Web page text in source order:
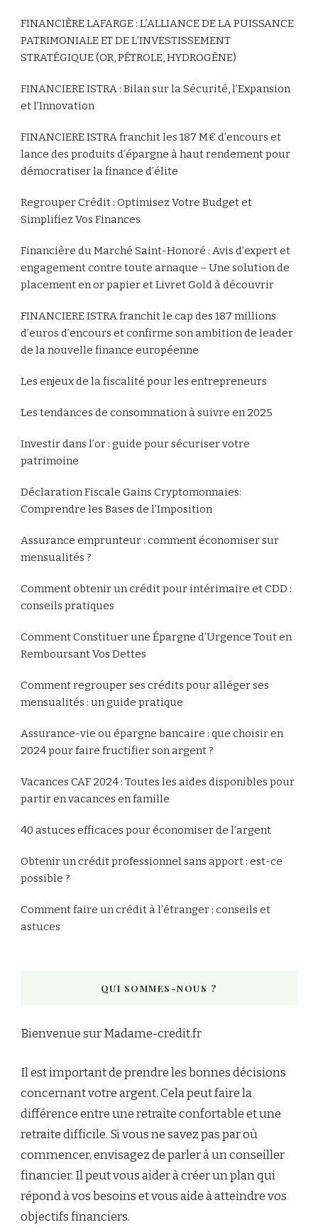
FINANCIÈRE LAFARGE : L’ALLIANCE DE LA PUISSANCE
PATRIMONIALE ET DE L’INVESTISSEMENT
STRATÉGIQUE (OR, PÉTROLE, HYDROGÈNE)
FINANCIERE ISTRA : Bilan sur la Sécurité, l’Expansion
et l’Innovation
FINANCIERE ISTRA franchit les 187 M€ d’encours et
lance des produits d’épargne à haut rendement pour
démocratiser la finance d’élite
Regrouper Crédit : Optimisez Votre Budget et
Simplifiez Vos Finances
Financière du Marché Saint-Honoré : Avis d’expert et
engagement contre toute arnaque – Une solution de
placement en or papier et Livret Gold à découvrir
FINANCIERE ISTRA franchit le cap des 187 millions
d’euros d’encours et confirme son ambition de leader
de la nouvelle finance européenne
Les enjeux de la fiscalité pour les entrepreneurs
Les tendances de consommation à suivre en 2025
Investir dans l’or : guide pour sécuriser votre
patrimoine
Déclaration Fiscale Gains Cryptomonnaies:
Comprendre les Bases de l’Imposition
Assurance emprunteur : comment économiser sur
mensualités ?
Comment obtenir un crédit pour intérimaire et CDD :
conseils pratiques
Comment Constituer une Épargne d’Urgence Tout en
Remboursant Vos Dettes
Comment regrouper ses crédits pour alléger ses
mensualités : un guide pratique
Assurance-vie ou épargne bancaire : que choisir en
2024 pour faire fructifier son argent ?
Vacances CAF 2024 : Toutes les aides disponibles pour
partir en vacances en famille
40 astuces efficaces pour économiser de l’argent
Obtenir un crédit professionnel sans apport : est-ce
possible ?
Comment faire un crédit à l’étranger : conseils et
astuces
QUI SOMMES-NOUS ?
Bienvenue sur Madame-credit.fr
Il est important de prendre les bonnes décisions
concernant votre argent. Cela peut faire la
différence entre une retraite confortable et une
retraite difficile. Si vous ne savez pas par où
commencer, envisagez de parler à un conseiller
financier. Il peut vous aider à créer un plan qui
répond à vos besoins et vous aide à atteindre vos
objectifs financiers.